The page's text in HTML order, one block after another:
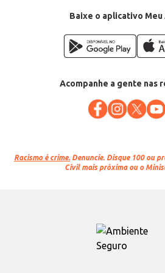
Baixe o aplicativo Meu
Acompanhe a gente nas
Racismo é crime. Denuncie. Disque 100 ou
Civil mais próxima ou o